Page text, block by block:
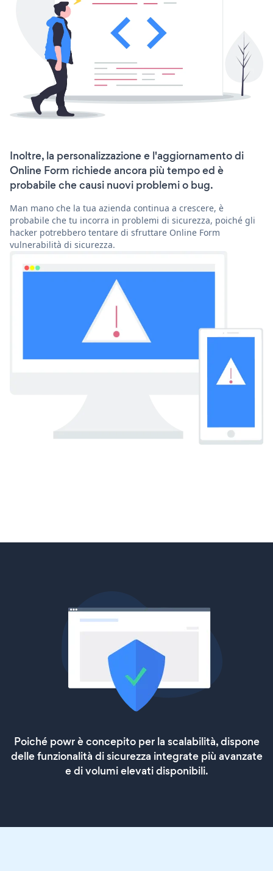
Inoltre, la personalizzazione e l'aggiornamento di
Online Form richiede ancora più tempo ed è
probabile che causi nuovi problemi o bug.
Man mano che la tua azienda continua a crescere, è
probabile che tu incorra in problemi di sicurezza, poiché gli
hacker potrebbero tentare di sfruttare Online Form
vulnerabilità di sicurezza.
Poiché powr è concepito per la scalabilità, dispone
delle funzionalità di sicurezza integrate più avanzate
e di volumi elevati disponibili.